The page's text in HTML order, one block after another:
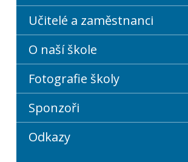
Učitelé a zaměstnanci
O naší škole
Fotografie školy
Sponzoři
Odkazy